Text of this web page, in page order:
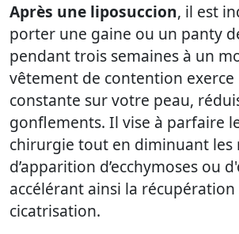
Après une liposuccion, il est
porter une gaine ou un panty
pendant trois semaines à un
vêtement de contention exerce
constante sur votre peau,
gonflements. Il vise à parfaire
chirurgie tout en diminuant les
d’apparition d’ecchymoses ou
accélérant ainsi la
cicatrisation.